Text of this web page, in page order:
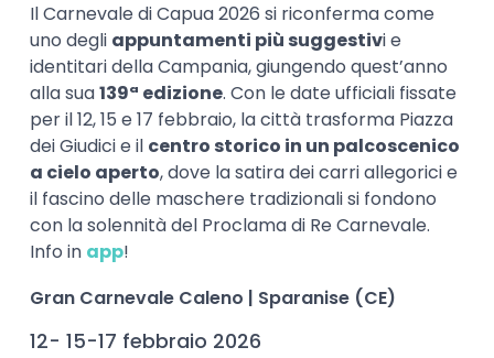
Il Carnevale di Capua 2026 si riconferma come
uno degli appuntamenti più suggestivi e
identitari della Campania, giungendo quest’anno
alla sua139ª edizione. Con le date ufficiali fissate
per il 12, 15 e 17 febbraio, la città trasforma Piazza
dei Giudici e il centro storico in un palcoscenico
a cielo aperto, dove la satira dei carri allegorici e
il fascino delle maschere tradizionali si fondono
con la solennità del Proclama di Re Carnevale.
Info in app!
Gran Carnevale Caleno | Sparanise (CE)
12- 15-17 febbraio 2026